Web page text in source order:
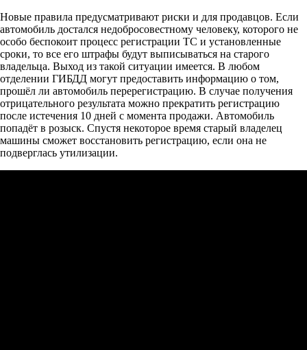
Новые правила предусматривают риски и для продавцов. Если
автомобиль достался недобросовестному человеку, которого не
особо беспокоит процесс регистрации ТС и установленные
сроки, то все его штрафы будут выписываться на старого
владельца. Выход из такой ситуации имеется. В любом
отделении ГИБДД могут предоставить информацию о том,
прошёл ли автомобиль перерегистрацию. В случае получения
отрицательного результата можно прекратить регистрацию
после истечения 10 дней с момента продажи. Автомобиль
попадёт в розыск. Спустя некоторое время старый владелец
машины сможет восстановить регистрацию, если она не
подверглась утилизации.